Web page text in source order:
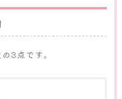
3点です。